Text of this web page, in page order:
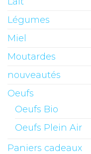
Légumes
Miel
Moutardes
nouveautés
Oeufs
Oeufs Bio
Oeufs Plein Air
Paniers cadeaux